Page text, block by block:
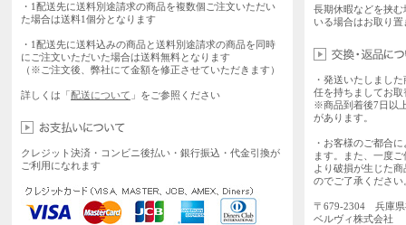
・1配送先に送料別途請求の商品を複数個ご注文いただい
た場合は送料1個分となります
・1配送先に送料込みの商品と送料別途請求の商品を同時
にご注文いただいた場合は送料無料となります
（※ご注文後、弊社にて金額を修正させていただきます）
詳しくは「配送について 」をご参照ください
クレジット決済・コンビニ後払い・銀行振込・代金引換が
ご利用になれます
長期休暇などを挟
いる場合はお取り
・発送いたしまし
任を持ちましてお
※商品到着後7日以
があります。
・お客様のご都合
ます。また、一度
より破損が生じた
のでご了承ください
〒679-2304 兵庫県
ベルヴィ株式会社